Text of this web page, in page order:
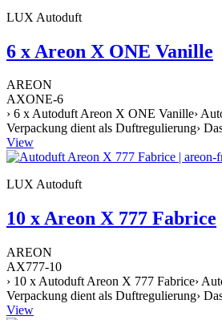
LUX Autoduft
6 x Areon X ONE Vanille
AREON
AXONE-6
› 6 x Autoduft Areon X ONE Vanille›
Verpackung dient als Duftregulierung›
View
LUX Autoduft
10 x Areon X 777 Fabrice
AREON
AX777-10
› 10 x Autoduft Areon X 777 Fabrice›
Verpackung dient als Duftregulierung›
View